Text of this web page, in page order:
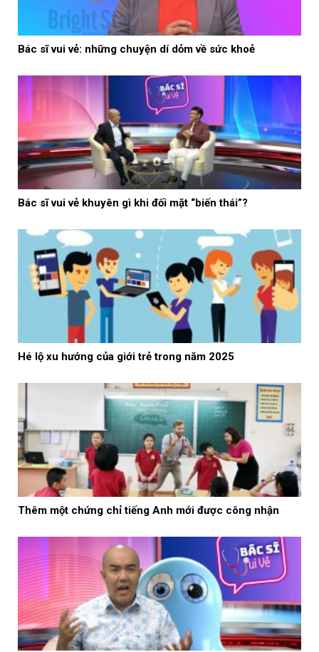
Bác sĩ vui vẻ: những chuyện dí dỏm về sức khoẻ
Bác sĩ vui vẻ khuyên gì khi đối mặt “biến thái”?
Hé lộ xu hướng của giới trẻ trong năm 2025
Thêm một chứng chỉ tiếng Anh mới được công nhận